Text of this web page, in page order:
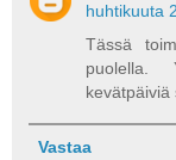
huhtikuuta
Tässä
puolella.
kevätpäiviä
Vastaa